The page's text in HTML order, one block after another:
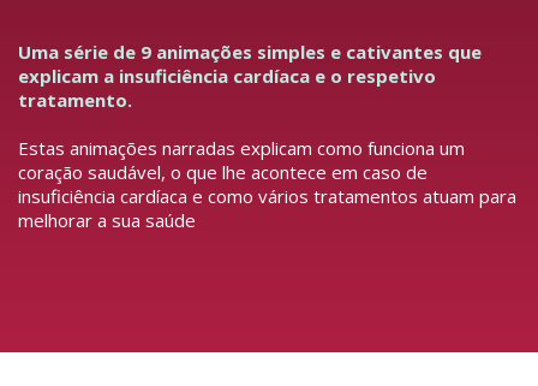
Uma série de 9 animações simples e cativantes que
explicam a insuficiência cardíaca e o respetivo
tratamento.
Estas animações narradas explicam como funciona um
coração saudável, o que lhe acontece em caso de
insuficiência cardíaca e como vários tratamentos atuam para
melhorar a sua saúde